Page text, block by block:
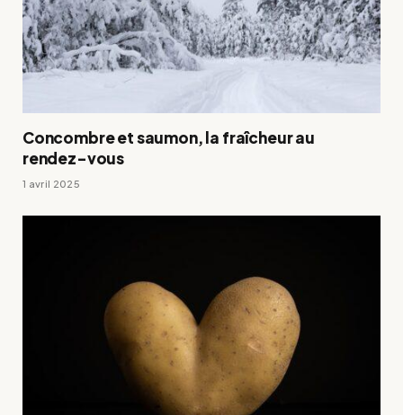
Concombre et saumon, la fraîcheur au
rendez-vous
1 avril 2025